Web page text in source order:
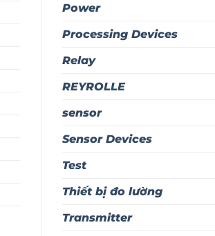
Power
Processing Devices
Relay
REYROLLE
sensor
Sensor Devices
Test
Thiết bị đo lường
Transmitter